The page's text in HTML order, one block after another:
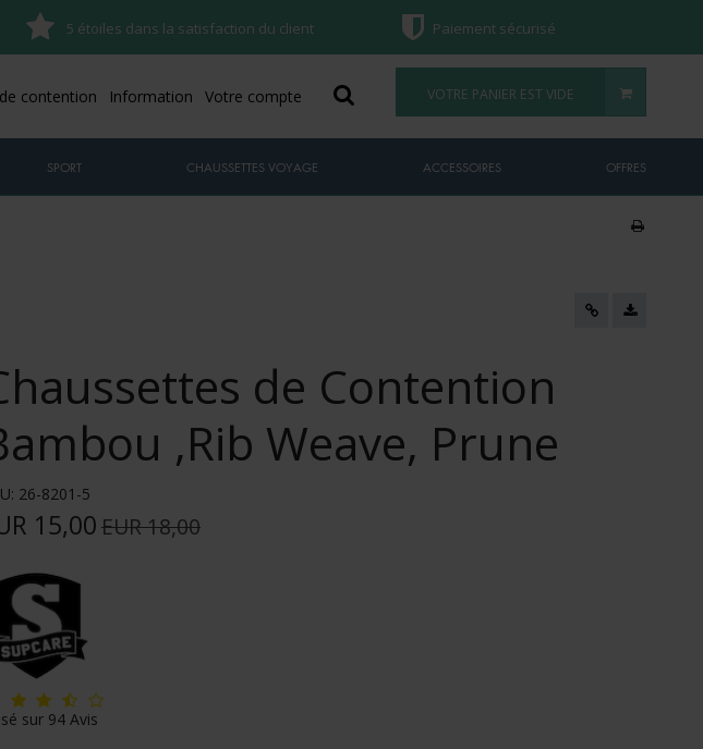
5 étoiles dans la satisfaction du client Paiement sécurisé
VOTRE PANIER EST VIDE
contention Information Votre compte
SPORT CHAUSSETTES VOYAGE ACCESSOIRES OFFRES
de Contention
,Rib Weave, Prune
26-8201-5
15,00EUR 18,00
sur 94 Avis